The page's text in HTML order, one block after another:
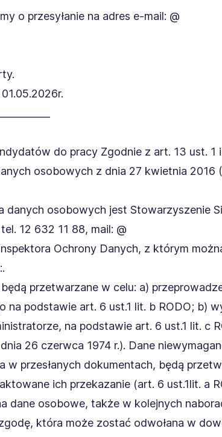
o przesyłanie na adres e-mail: @
do pracy Zgodnie z art. 13 ust. 1
osobowych z dnia 27 kwietnia 2016
danych osobowych jest Stowarzyszenie
12 632 11 88, mail: @
Ochrony Danych, z którym
przetwarzane w celu: a)
na podstawie art. 6 ust.1 lit. b RODO; b)
na podstawie art. 6 ust.1 lit. c
26 czerwca 1974 r.). Dane
w przesłanych dokumentach, będą
ich przekazanie (art. 6 ust.1lit. a
dane osobowe, także w kolejnych
która może zostać odwołana w